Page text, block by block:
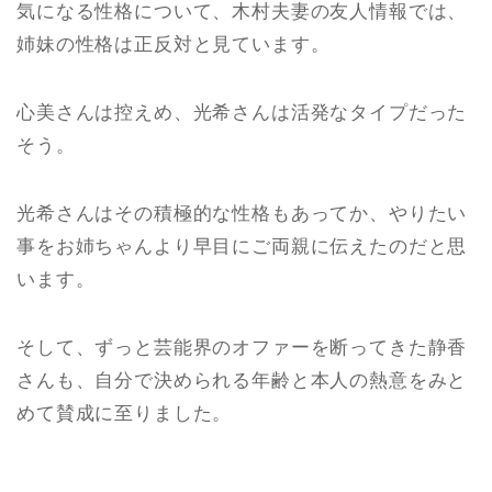
気になる性格について、木村夫妻の友人情報では、
姉妹の性格は正反対と見ています。
心美さんは控えめ、光希さんは活発なタイプだった
そう。
光希さんはその積極的な性格もあってか、やりたい
事をお姉ちゃんより早目にご両親に伝えたのだと思
います。
そして、ずっと芸能界のオファーを断ってきた静香
さんも、自分で決められる年齢と本人の熱意をみと
めて賛成に至りました。